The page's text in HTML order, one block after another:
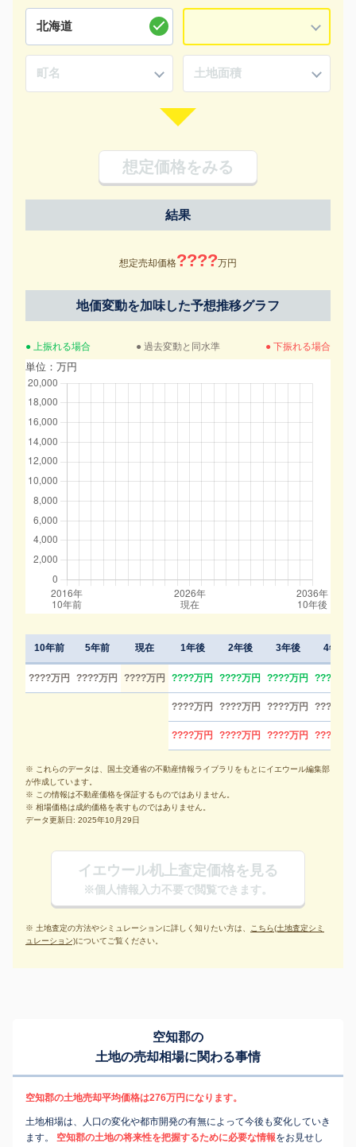
想定価格をみる
結果
想定売却価格????万円
地価変動を加味した予想推移グラフ
● 上振れる場合 ● 過去変動と同水準 ● 下振れる場合
単位：万円
10年前 5年前 現在
????万円 ????万円 ????万円
1年後 2年後 3年後 4年後
????万円 ????万円 ????万円 ????万円
????万円 ????万円 ????万円 ????万円
????万円 ????万円 ????万円 ????万円
※ これらのデータは、国土交通省の不動産情報ライブラリをもとにイエウール編集部
が作成しています。
※ この情報は不動産価格を保証するものではありません。
※ 相場価格は成約価格を表すものではありません。
データ更新日: 2025年10月29日
イエウール机上査定価格を見る
※個人情報入力不要で閲覧できます。
※ 土地査定の方法やシミュレーションに詳しく知りたい方は、 こちら(土地査定シミ
ュレーション)についてご覧ください。
空知郡の
土地の売却相場に関わる事情
空知郡の土地売却平均価格は276万円になります。
土地相場は、人口の変化や都市開発の有無によって今後も変化していき
ます。
空知郡の土地の将来性を把握するために必要な情報をお見せし